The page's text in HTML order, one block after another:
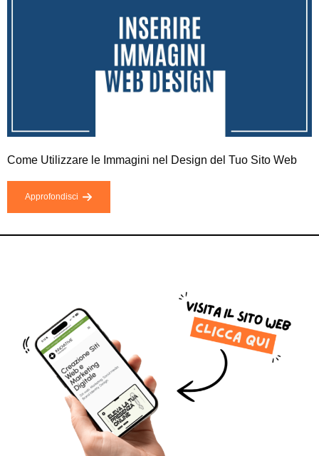
Come Utilizzare le Immagini nel Design del Tuo Sito Web
Approfondisci